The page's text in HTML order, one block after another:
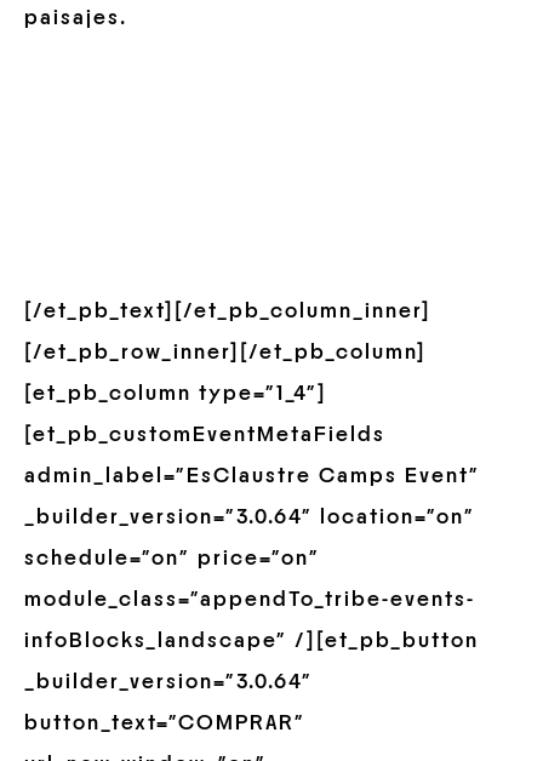
paisajes.
[/et_pb_text][/et_pb_column_inner]
[/et_pb_row_inner][/et_pb_column]
[et_pb_column type=”1_4″]
[et_pb_customEventMetaFields
admin_label=”EsClaustre Camps Event”
_builder_version=”3.0.64″ location=”on”
schedule=”on” price=”on”
module_class=”appendTo_tribe-events-
infoBlocks_landscape” /][et_pb_button
_builder_version=”3.0.64″
button_text=”COMPRAR”